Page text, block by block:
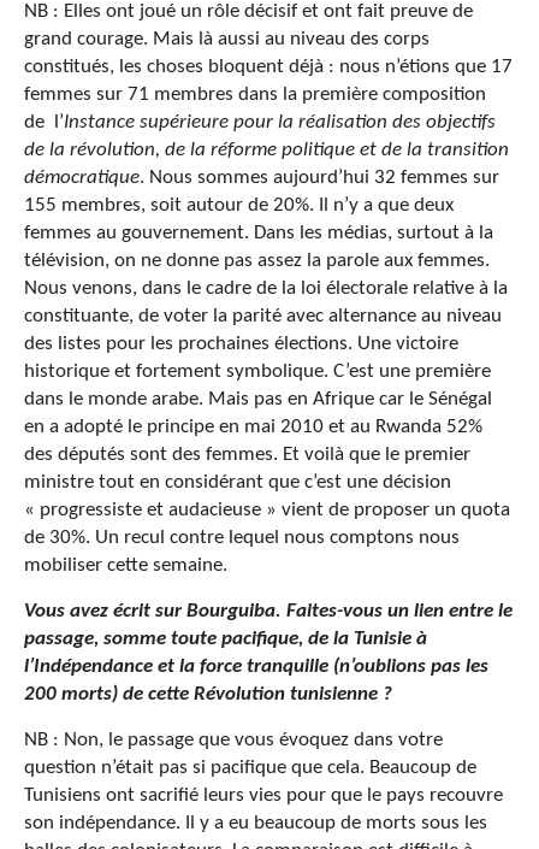
NB : Elles ont joué un rôle décisif et ont fait preuve de
grand courage. Mais là aussi au niveau des corps
constitués, les choses bloquent déjà : nous n’étions que 17
femmes sur 71 membres dans la première composition
de l’Instance supérieure pour la réalisation des objectifs
de la révolution, de la réforme politique et de la transition
démocratique. Nous sommes aujourd’hui 32 femmes sur
155 membres, soit autour de 20%. Il n’y a que deux
femmes au gouvernement. Dans les médias, surtout à la
télévision, on ne donne pas assez la parole aux femmes.
Nous venons, dans le cadre de la loi électorale relative à la
constituante, de voter la parité avec alternance au niveau
des listes pour les prochaines élections. Une victoire
historique et fortement symbolique. C’est une première
dans le monde arabe. Mais pas en Afrique car le Sénégal
en a adopté le principe en mai 2010 et au Rwanda 52%
des députés sont des femmes. Et voilà que le premier
ministre tout en considérant que c’est une décision
« progressiste et audacieuse » vient de proposer un quota
de 30%. Un recul contre lequel nous comptons nous
mobiliser cette semaine.
Vous avez écrit sur Bourguiba. Faites-vous un lien entre le
passage, somme toute pacifique, de la Tunisie à
l’Indépendance et la force tranquille (n’oublions pas les
200 morts) de cette Révolution tunisienne ?
NB : Non, le passage que vous évoquez dans votre
question n’était pas si pacifique que cela. Beaucoup de
Tunisiens ont sacrifié leurs vies pour que le pays recouvre
son indépendance. Il y a eu beaucoup de morts sous les